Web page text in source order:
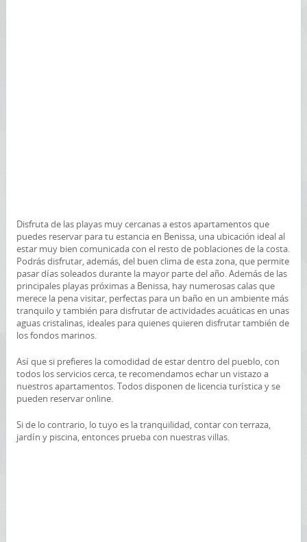
Disfruta de las playas muy cercanas a estos apartamentos que
puedes reservar para tu estancia en Benissa, una ubicación ideal al
estar muy bien comunicada con el resto de poblaciones de la costa.
Podrás disfrutar, además, del buen clima de esta zona, que permite
pasar días soleados durante la mayor parte del año. Además de las
principales playas próximas a Benissa, hay numerosas calas que
merece la pena visitar, perfectas para un baño en un ambiente más
tranquilo y también para disfrutar de actividades acuáticas en unas
aguas cristalinas, ideales para quienes quieren disfrutar también de
los fondos marinos.
Así que si prefieres la comodidad de estar dentro del pueblo, con
todos los servicios cerca, te recomendamos echar un vistazo a
nuestros apartamentos. Todos disponen de licencia turística y se
pueden reservar online.
Si de lo contrario, lo tuyo es la tranquilidad, contar con terraza,
jardín y piscina, entonces prueba con nuestras villas.